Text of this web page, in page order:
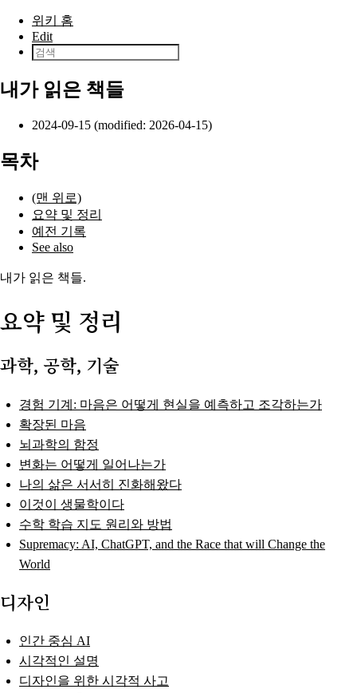
본문으로 건너뛰기
위키 홈
Edit
내가 읽은 책들
2024-09-15 (modified: 2026-04-15)
목차
(맨 위로)
요약 및 정리
예전 기록
See also
내가 읽은 책들.
요약 및 정리
과학, 공학, 기술
경험 기계: 마음은 어떻게 현실을 예측하고 조각하는가
확장된 마음
뇌과학의 함정
변화는 어떻게 일어나는가
나의 삶은 서서히 진화해왔다
이것이 생물학이다
수학 학습 지도 원리와 방법
Supremacy: AI, ChatGPT, and the Race that will Change the
World
디자인
인간 중심 AI
시각적인 설명
디자인을 위한 시각적 사고